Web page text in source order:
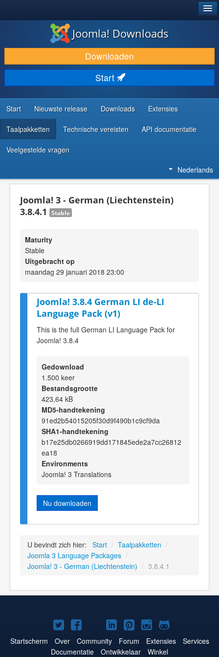
DOWNLOAD & BREID UIT
ONTDEK & LEER
COMMUNITY & ONDERSTEUNING
ONTWIKKELAARSBRONNEN
Joomla! Downloads
Downloaden
Start
Start Nieuwste release Downloads Extensies
Taalpakketten Technische vereisten API documentatie
Veelgestelde vragen
Nederlands
Joomla! 3 - German (Liechtenstein)
3.8.4.1
Stable
Maturity
Stable
Uitgebracht op
maandag 29 januari 2018 23:00
Joomla! 3.8.4 German LI de-LI
Language Pack (v1)
This is the full German LI Language Pack for
Joomla! 3.8.4
Gedownload
1.500 keer
Bestandsgrootte
423,64 kB
MD5-handtekening
91ed2b54015205f30d9f490b1c9cf9da
SHA1-handtekening
b17e25db0266919dd171845ede2a7cc26812
ea18
Environments
Joomla! 3 Translations
Nu downloaden
U bevindt zich hier: Start / Taalpakketten /
Joomla 3 Language Packages /
Joomla! 3 - German (Liechtenstein) / 3.8.4.1
Joomla!
op
Joomla!
op
Joomla!
op
Joomla!
op
Joomla!
op
Joomla!
op
Joomla!
op
Startscherm Over Community Forum Extensies
Services
Documentatie
Ontwikkelaar Winkel